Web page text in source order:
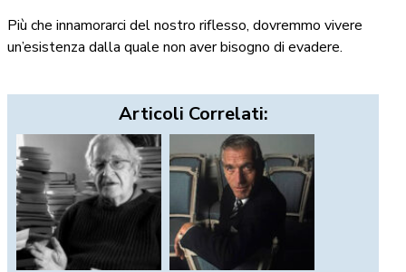
Più che innamorarci del nostro riflesso, dovremmo vivere
un’esistenza dalla quale non aver bisogno di evadere.
Articoli Correlati: